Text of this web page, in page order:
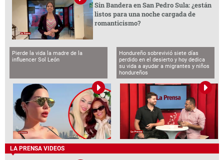
Sin Bandera en San Pedro Sula: ¿están
listos para una noche cargada de
romanticismo?
Pierde la vida la madre de la
influencer Sol León
Hondureño sobrevivió siete días
perdido en el desierto y hoy dedica
su vida a ayudar a migrantes y niños
hondureños
LA PRENSA VIDEOS